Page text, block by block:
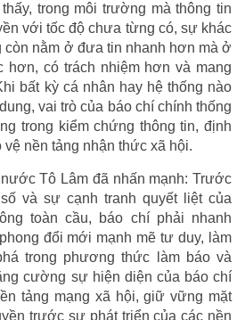
trong môi trường mà thông tin
với tốc độ chưa từng có, sự khác
còn nằm ở đưa tin nhanh hơn mà ở
hơn, có trách nhiệm hơn và mang
bất kỳ cá nhân hay hệ thống nào
vai trò của báo chí chính thống
trong kiểm chứng thông tin, định
nền tảng nhận thức xã hội.
Tô Lâm đã nhấn mạnh: Trước
và sự cạnh tranh quyết liệt của
toàn cầu, báo chí phải nhanh
đổi mới mạnh mẽ tư duy, làm
trong phương thức làm báo và
cường sự hiện diện của báo chí
tảng mạng xã hội, giữ vững mặt
trước sự phát triển của các nền